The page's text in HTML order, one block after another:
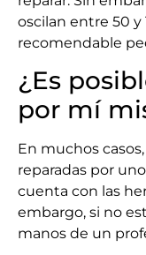
oscilan entre 50 y
recomendable
¿Es
por mí
En muchos
reparadas por
cuenta con las
embargo, si no
manos de un